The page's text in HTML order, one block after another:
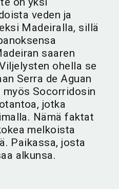
veden ja
Madeiralla, sillä
saaren
ohella se
Serra de Aguan
Socorridosin
jotka
Nämä faktat
melkoista
Paikassa, josta
alkunsa.